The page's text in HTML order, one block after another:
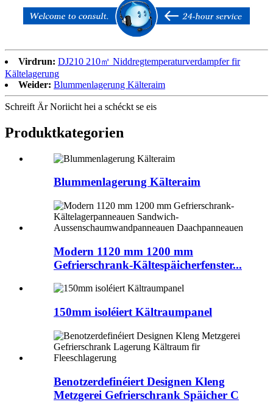
Virdrun: DJ210 210㎡ Niddregtemperaturverdampfer fir
Kältelagerung
Weider: Blummenlagerung Kälteraim
Schreift Är Noriicht hei a schéckt se eis
Produktkategorien
Blummenlagerung Kälteraim
Modern 1120 mm 1200 mm
Gefrierschrank-Kältespäicherfenster...
150mm isoléiert Kältraumpanel
Benotzerdefinéiert Designen Kleng
Metzgerei Gefrierschrank Späicher C